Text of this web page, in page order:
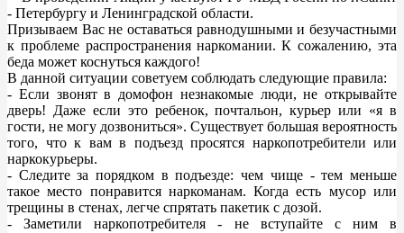
- Петербургу и Ленинградской области.
Призываем Вас не оставаться равнодушными и безучастными
к проблеме распространения наркомании. К сожалению, эта
беда может коснуться каждого!
В данной ситуации советуем соблюдать следующие правила:
- Если звонят в домофон незнакомые люди, не открывайте
дверь! Даже если это ребенок, почтальон, курьер или «я в
гости, не могу дозвониться». Существует большая вероятность
того, что к вам в подъезд просятся наркопотребители или
наркокурьеры.
- Следите за порядком в подъезде: чем чище - тем меньше
такое место понравится наркоманам. Когда есть мусор или
трещины в стенах, легче спрятать пакетик с дозой.
- Заметили наркопотребителя - не вступайте с ним в